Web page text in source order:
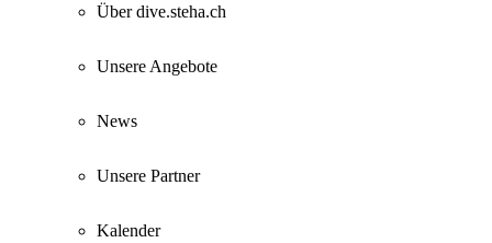
Über dive.steha.ch
Unsere Angebote
News
Unsere Partner
Kalender